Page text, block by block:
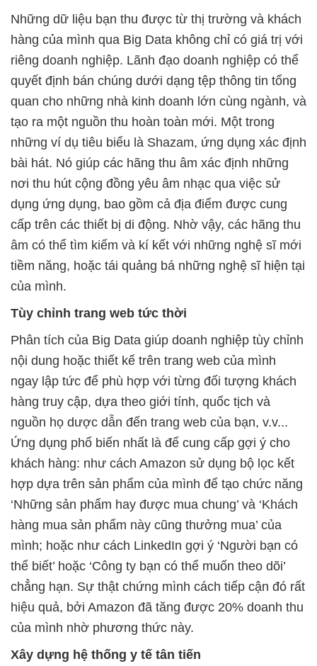
Những dữ liệu bạn thu được từ thị trường và khách
hàng của mình qua Big Data không chỉ có giá trị với
riêng doanh nghiệp. Lãnh đạo doanh nghiệp có thể
quyết định bán chúng dưới dạng tệp thông tin tổng
quan cho những nhà kinh doanh lớn cùng ngành, và
tạo ra một nguồn thu hoàn toàn mới. Một trong
những ví dụ tiêu biểu là Shazam, ứng dụng xác định
bài hát. Nó giúp các hãng thu âm xác định những
nơi thu hút cộng đồng yêu âm nhạc qua việc sử
dụng ứng dụng, bao gồm cả địa điểm được cung
cấp trên các thiết bị di động. Nhờ vậy, các hãng thu
âm có thể tìm kiếm và kí kết với những nghệ sĩ mới
tiềm năng, hoặc tái quảng bá những nghệ sĩ hiện tại
của mình.
Tùy chỉnh trang web tức thời
Phân tích của Big Data giúp doanh nghiệp tùy chỉnh
nội dung hoặc thiết kế trên trang web của mình
ngay lập tức để phù hợp với từng đối tượng khách
hàng truy cập, dựa theo giới tính, quốc tịch và
nguồn họ dược dẫn đến trang web của bạn, v.v...
Ứng dụng phổ biến nhất là để cung cấp gợi ý cho
khách hàng: như cách Amazon sử dụng bộ lọc kết
hợp dựa trên sản phẩm của mình để tạo chức năng
‘Những sản phẩm hay được mua chung’ và ‘Khách
hàng mua sản phẩm này cũng thưởng mua’ của
mình; hoặc như cách LinkedIn gợi ý ‘Người bạn có
thể biết’ hoặc ‘Công ty bạn có thể muốn theo dõi’
chẳng hạn. Sự thật chứng mình cách tiếp cận đó rất
hiệu quả, bởi Amazon đã tăng được 20% doanh thu
của mình nhờ phương thức này.
Xây dựng hệ thống y tế tân tiến